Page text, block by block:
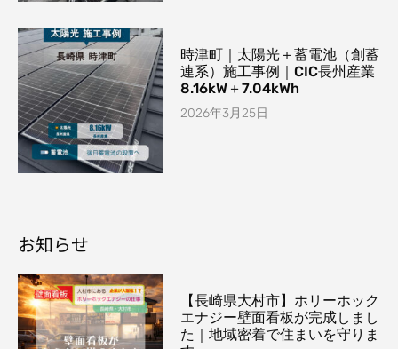
時津町｜太陽光＋蓄電池（創蓄
連系）施工事例｜CIC長州産業
8.16kW＋7.04kWh
2026年3月25日
お知らせ
【長崎県大村市】ホリーホック
エナジー壁面看板が完成しまし
た｜地域密着で住まいを守りま